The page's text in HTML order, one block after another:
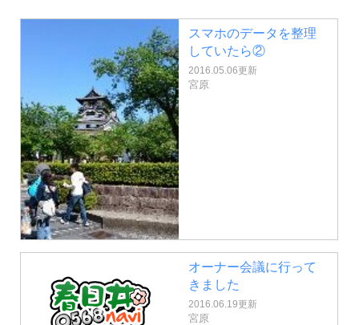
スマホのデータを整理
していたら②
2016.05.06更新
宮原
オーナー会議に行って
きました
2016.06.19更新
宮原